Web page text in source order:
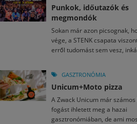
Punkok, időutazók és
megmondók
Sokan már azon picsognak,
vége, a STENK csapata
erről tudomást sem vesz,
GASZTRONÓMIA
Unicum+Moto pizza
A Zwack Unicum már
fogást ihletett meg a hazai
gasztronómiában, de ami